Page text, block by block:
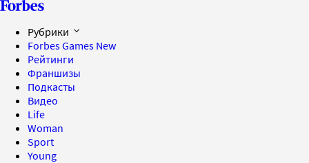
Рубрики
Forbes Games New
Рейтинги
Франшизы
Подкасты
Видео
Life
Woman
Sport
Young